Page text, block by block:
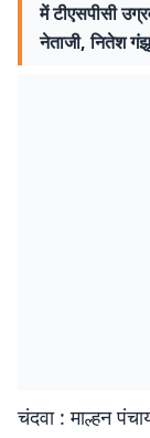
में टीएसपीसी
नेताजी, नितेश
चंदवा : माल्हन